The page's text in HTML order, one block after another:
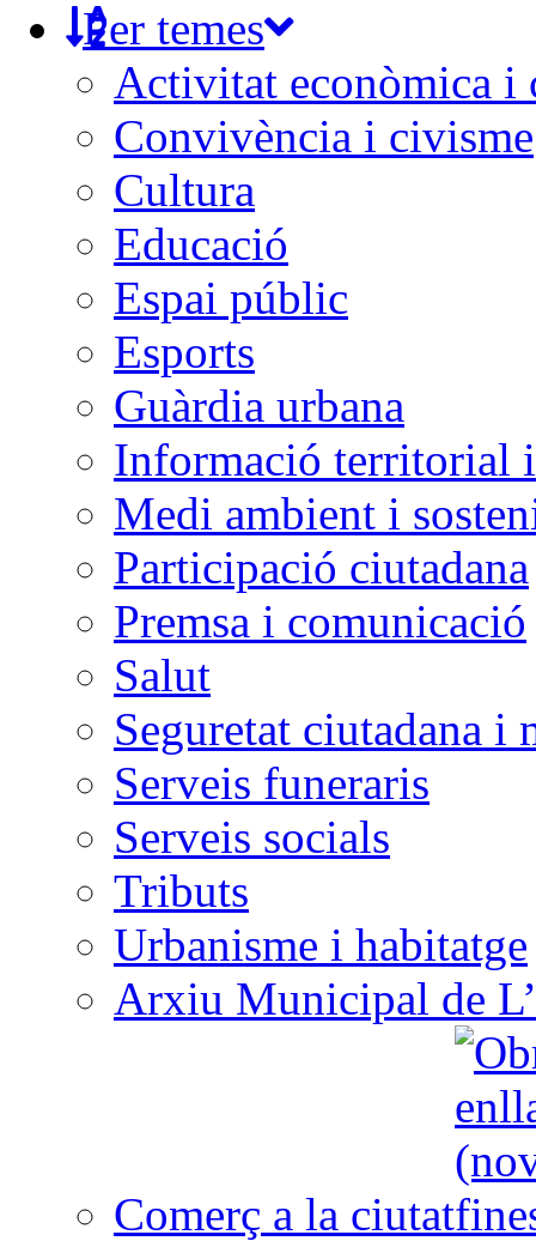
Per temes
Activitat econòmica i
Convivència i civisme
Cultura
Educació
Espai públic
Esports
Guàrdia urbana
Informació territorial
Medi ambient i
Participació ciutadana
Premsa i comunicació
Salut
Seguretat ciutadana i
Serveis funeraris
Serveis socials
Tributs
Urbanisme i habitatge
Arxiu Municipal de
Comerç a la ciutat